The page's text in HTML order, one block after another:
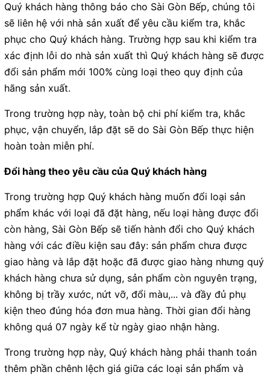
Quý khách hàng thông báo cho Sài Gòn Bếp, chúng tôi
sẽ liên hệ với nhà sản xuất để yêu cầu kiểm tra, khắc
phục cho Quý khách hàng. Trường hợp sau khi kiểm tra
xác định lỗi do nhà sản xuất thì Quý khách hàng sẽ được
đổi sản phẩm mới 100% cùng loại theo quy định của
hãng sản xuất.
Trong trường hợp này, toàn bộ chi phí kiểm tra, khắc
phục, vận chuyển, lắp đặt sẽ do Sài Gòn Bếp thực hiện
hoàn toàn miễn phí.
Đổi hàng theo yêu cầu của Quý khách hàng
Trong trường hợp Quý khách hàng muốn đổi loại sản
phẩm khác với loại đã đặt hàng, nếu loại hàng được đổi
còn hàng, Sài Gòn Bếp sẽ tiến hành đổi cho Quý khách
hàng với các điều kiện sau đây: sản phẩm chưa được
giao hàng và lắp đặt hoặc đã được giao hàng nhưng quý
khách hàng chưa sử dụng, sản phẩm còn nguyên trạng,
không bị trầy xước, nứt vỡ, đổi màu,... và đầy đủ phụ
kiện theo đúng hóa đơn mua hàng. Thời gian đổi hàng
không quá 07 ngày kể từ ngày giao nhận hàng.
Trong trường hợp này, Quý khách hàng phải thanh toán
thêm phần chênh lệch giá giữa các loại sản phẩm và